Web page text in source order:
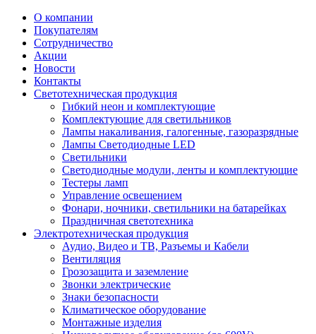
О компании
Покупателям
Сотрудничество
Акции
Новости
Контакты
Светотехническая продукция
Гибкий неон и комплектующие
Комплектующие для светильников
Лампы накаливания, галогенные, газоразрядные
Лампы Светодиодные LED
Светильники
Светодиодные модули, ленты и комплектующие
Тестеры ламп
Управление освещением
Фонари, ночники, светильники на батарейках
Праздничная светотехника
Электротехническая продукция
Аудио, Видео и ТВ, Разъемы и Кабели
Вентиляция
Грозозащита и заземление
Звонки электрические
Знаки безопасности
Климатическое оборудование
Монтажные изделия